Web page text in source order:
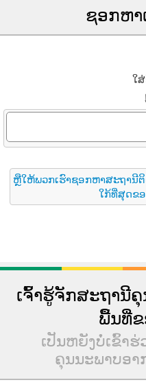
ຊອກຫາ
ໃ
ຫຼືໃຫ້ພວກເຮົາຊອກຫາສະຖານີ
ໃກ້ທີ່ສຸດຂ
ເຈົ້າຮູ້ຈັກສະຖານີ
ພື້ນທີ່ຂ
ເປັນຫຍັງບໍ່ເຂົ້າ
ຄຸນນະພາບອາ